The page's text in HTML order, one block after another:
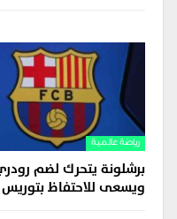
رياضة عالمية
برشلونة يتحرك لضم رودري
ويسعى للاحتفاظ بتوريس